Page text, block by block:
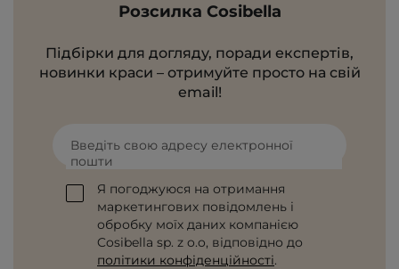
Розсилка Cosibella
Підбірки для догляду, поради експертів,
новинки краси – отримуйте просто на свій
email!
Введіть свою адресу електронної
пошти
Я погоджуюся на отримання
маркетингових повідомлень і
обробку моїх даних компанією
Cosibella sp. z o.o, відповідно до
політики конфіденційності.